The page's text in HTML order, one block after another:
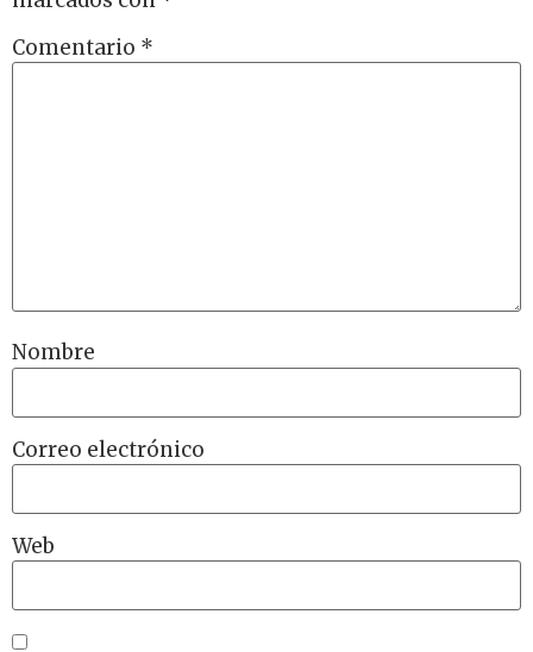
Comentario *
Nombre
Correo electrónico
Web